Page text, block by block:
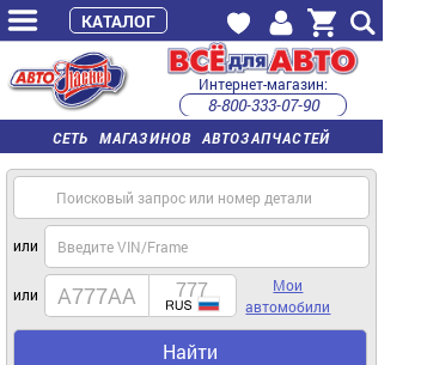
СЕТЬ МАГАЗИНОВ АВТОЗАПЧАСТЕЙ
Интернет-магазин:
8-800-333-07-90
часы работы с 9:00 до 22:00 (пн-пт)
или
или
Мои
автомобили
Найти
КАТАЛОГ